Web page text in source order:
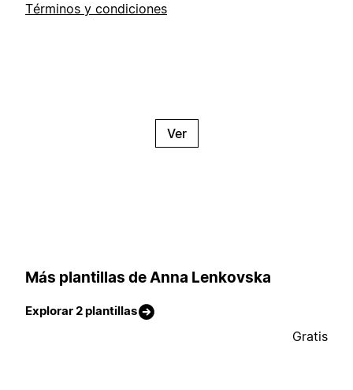
Términos y condiciones
Ver
Más plantillas de Anna Lenkovska
Explorar 2 plantillas
Gratis